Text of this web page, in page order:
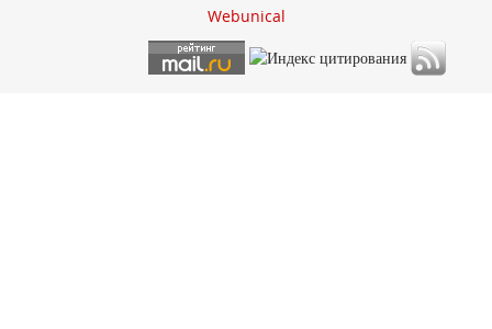
Webunical